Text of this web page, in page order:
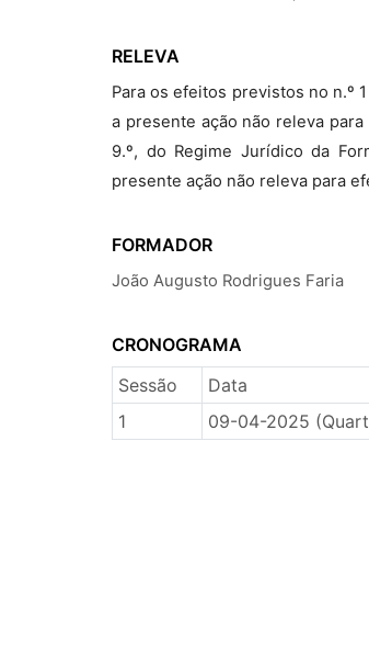
RELEVA
Para os efeitos previstos no n.º
a presente ação não releva
9.º, do Regime Jurídico da
presente ação não releva para
FORMADOR
João Augusto Rodrigues Faria
CRONOGRAMA
Sessão
Data
1
09-04-2025